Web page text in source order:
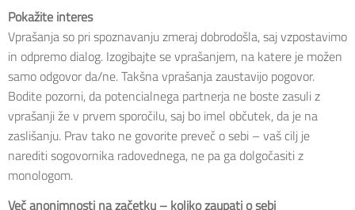
Pokažite interes
Vprašanja so pri spoznavanju zmeraj dobrodošla, saj vzpostavimo
in odpremo dialog. Izogibajte se vprašanjem, na katere je možen
samo odgovor da/ne. Takšna vprašanja zaustavijo pogovor.
Bodite pozorni, da potencialnega partnerja ne boste zasuli z
vprašanji že v prvem sporočilu, saj bo imel občutek, da je na
zaslišanju. Prav tako ne govorite preveč o sebi – vaš cilj je
narediti sogovornika radovednega, ne pa ga dolgočasiti z
monologom.
Več anonimnosti na začetku – koliko zaupati o sebi